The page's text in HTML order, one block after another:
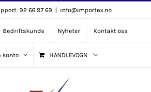
92 66 97 69 | info@importex.no
Bedriftskunde Nyheter Kontakt oss
konto HANDLEVOGN